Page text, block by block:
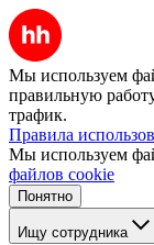
Мы используем
правильную
трафик.
Правила
Мы используем
файлов cookie
Понятно
Ищу сотрудника